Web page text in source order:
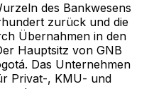
des Bankwesens
zurück und die
Übernahmen in den
Hauptsitz von GNB
Das Unternehmen
Privat-, KMU- und